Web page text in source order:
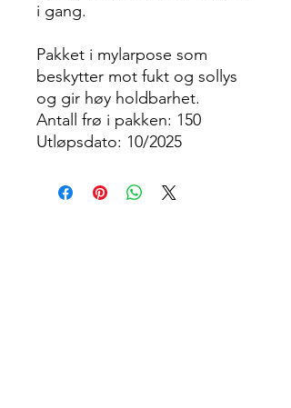
i gang.
Pakket i mylarpose som
beskytter mot fukt og sollys
og gir høy holdbarhet.
Antall frø i pakken: 150
Utløpsdato: 10/2025